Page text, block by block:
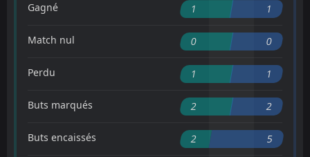
Gagné 1 1
Match nul 0 0
Perdu 1 1
Buts marqués 2 2
Buts encaissés 2 5